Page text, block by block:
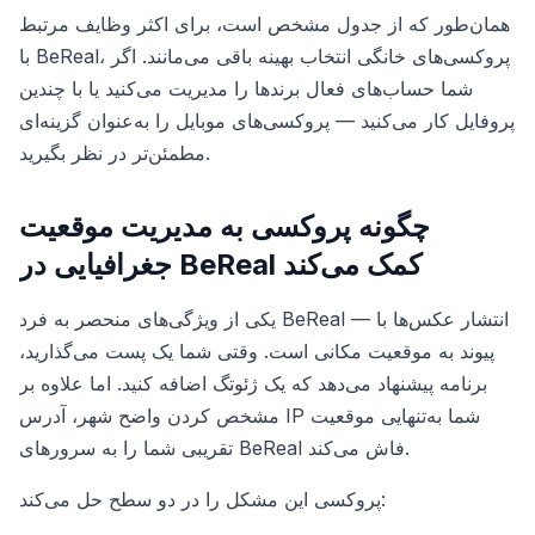
همان‌طور که از جدول مشخص است، برای اکثر وظایف مرتبط
با BeReal، پروکسی‌های خانگی انتخاب بهینه باقی می‌مانند. اگر
شما حساب‌های فعال برندها را مدیریت می‌کنید یا با چندین
پروفایل کار می‌کنید — پروکسی‌های موبایل را به‌عنوان گزینه‌ای
مطمئن‌تر در نظر بگیرید.
چگونه پروکسی به مدیریت موقعیت
جغرافیایی در BeReal کمک می‌کند
یکی از ویژگی‌های منحصر به فرد BeReal — انتشار عکس‌ها با
پیوند به موقعیت مکانی است. وقتی شما یک پست می‌گذارید،
برنامه پیشنهاد می‌دهد که یک ژئوتگ اضافه کنید. اما علاوه بر
مشخص کردن واضح شهر، آدرس IP شما به‌تنهایی موقعیت
تقریبی شما را به سرورهای BeReal فاش می‌کند.
پروکسی این مشکل را در دو سطح حل می‌کند: